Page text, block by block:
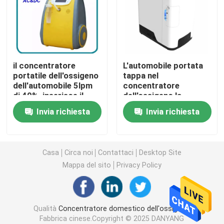
concentratore dell'ossigeno di viaggio
Macchine portatili del nebulizzatore
Apparecchiatura medica di aspirazione
Monitor domestico di saturazione dell'ossigeno
Termometro di Digital della famiglia
Monitor di pressione sanguigna della famiglia
il concentratore
portatile dell'ossigeno
dell'automobile 5lpm
di 40%, inserisce il
concentratore
portatile dell'ossigeno
da 12 volt
Invia richiesta
L'automobile portata
tappa nel
concentratore
dell'ossigeno la
macchina di viaggio
dell'ossigeno da 1 litro
3l
Invia richiesta
Casa Circa noi Contattaci
Desktop Site
Mappa del sito
Privacy Policy
QualitàConcentratore domestico dell'ossigeno
Fabbrica cinese.Copyright © 2025 DANYANG